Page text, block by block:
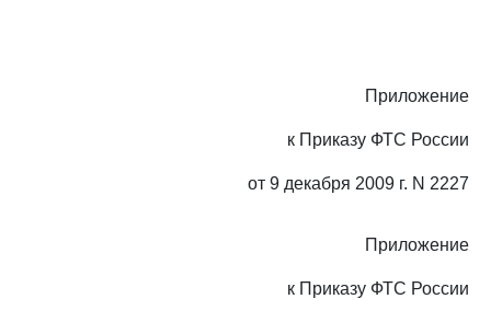
Приложение
к Приказу ФТС России
от 9 декабря 2009 г. N 2227
Приложение
к Приказу ФТС России